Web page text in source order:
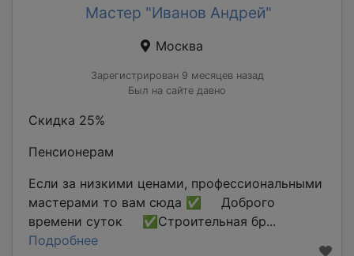
Мастер "Иванов Андрей"
Москва
Зарегистрирован 9 месяцев назад
Был на сайте давно
Скидка 25%
Пенсионерам
Если за низкими ценами, профессиональными
мастерами то вам сюда ✅ Доброго
времени суток ✅Строительная бр...
Подробнее